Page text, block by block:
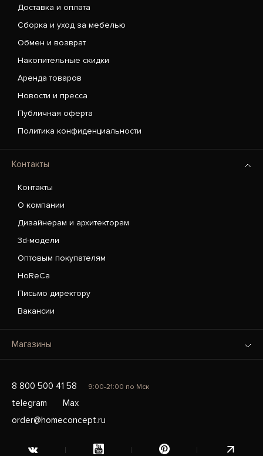
Доставка и оплата
Сборка и уход за мебелью
Обмен и возврат
Накопительные скидки
Аренда товаров
Новости и пресса
Публичная оферта
Политика конфиденциальности
Контакты
Контакты
О компании
Дизайнерам и архитекторам
3d-модели
Оптовым покупателям
HoReCa
Письмо директору
Вакансии
Магазины
8 800 500 41 58 9:00-21:00 по Мск
telegram
Max
order@homeconcept.ru